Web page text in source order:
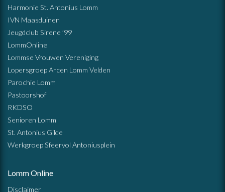
Harmonie St. Antonius Lomm
IVN Maasduinen
Jeugdclub Sirene ’99
LommOnline
Lommse Vrouwen Vereniging
Lopersgroep Arcen Lomm Velden
Parochie Lomm
Pastoorshof
RKDSO
Senioren Lomm
St. Antonius Gilde
Werkgroep Sfeervol Antoniusplein
Lomm Online
Disclaimer